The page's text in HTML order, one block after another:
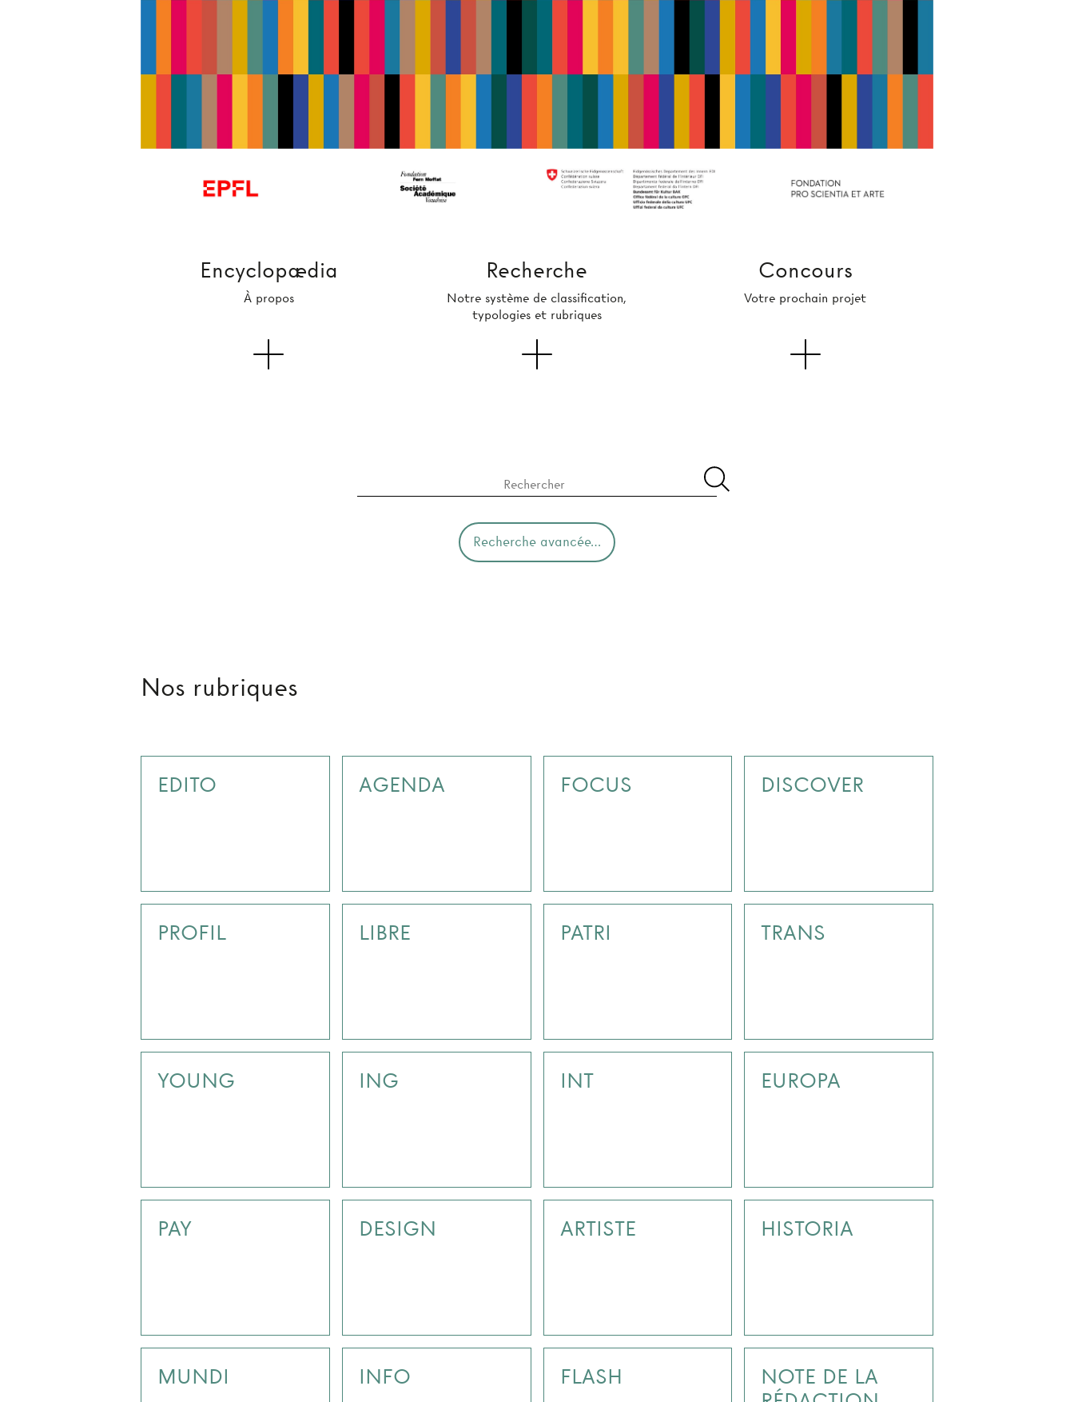
Encyclopædia
À propos
Recherche
Notre système de classification,
typologies et rubriques
Concours
Votre prochain projet
Recherche avancée…
Nos rubriques
EDITO AGENDA FOCUS DISCOVER
PROFIL LIBRE PATRI TRANS
YOUNG ING INT EUROPA
PAY DESIGN ARTISTE HISTORIA
MUNDI INFO FLASH
NOTE DE LA